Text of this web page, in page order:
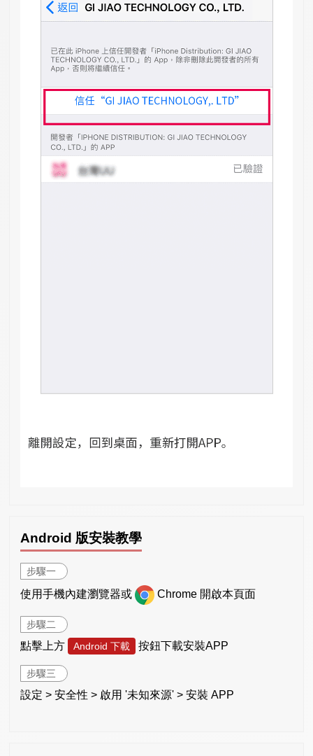
Android 版安裝教學
步驟一
使用手機內建瀏覽器或 Chrome 開啟本頁面
步驟二
點擊上方 Android 下載 按鈕下載安裝APP
步驟三
設定 > 安全性 > 啟用 '未知來源' > 安裝 APP